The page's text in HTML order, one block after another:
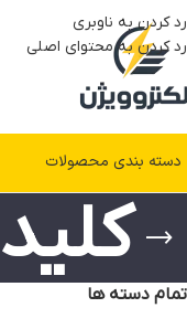
رد کردن به ناوبری
رد کردن به محتوای اصلی
دسته بندی محصولات
تمام دسته ها